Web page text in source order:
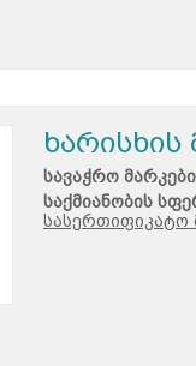
სავაჭრო
საქმიანობის
სასერთიფიკატო